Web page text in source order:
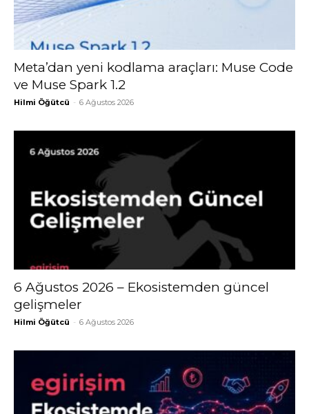
Meta’dan yeni kodlama araçları: Muse Code
ve Muse Spark 1.2
Hilmi Öğütcü - 6 Ağustos 2026
6 Ağustos 2026 – Ekosistemden güncel
gelişmeler
Hilmi Öğütcü - 6 Ağustos 2026